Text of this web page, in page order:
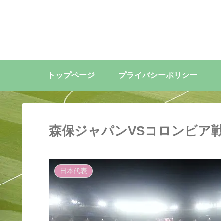
トップページ プライバシーポリシー
森保ジャパンVSコロンビア
日本代表